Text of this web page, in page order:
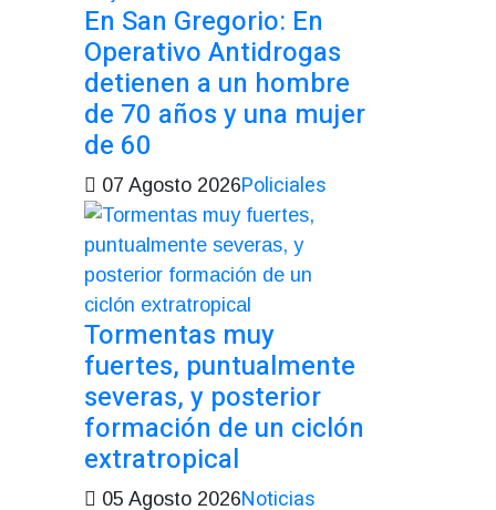
En San Gregorio: En
Operativo Antidrogas
detienen a un hombre
de 70 años y una mujer
de 60
07 Agosto 2026Policiales
Tormentas muy
fuertes, puntualmente
severas, y posterior
formación de un ciclón
extratropical
05 Agosto 2026Noticias